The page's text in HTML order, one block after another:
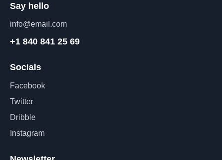
Say hello
info@email.com
+1 840 841 25 69
Socials
Facebook
Twitter
Dribble
Instagram